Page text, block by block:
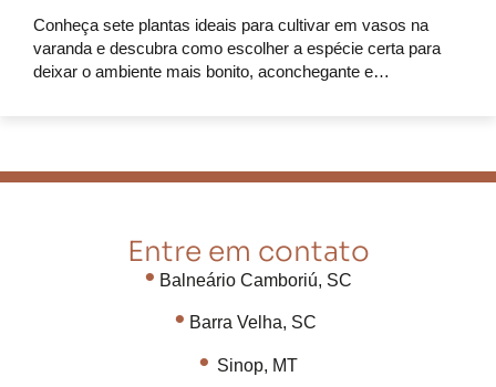
Conheça sete plantas ideais para cultivar em vasos na
varanda e descubra como escolher a espécie certa para
deixar o ambiente mais bonito, aconchegante e…
Entre em contato
• Balneário Camboriú, SC
• Barra Velha, SC
• Sinop, MT